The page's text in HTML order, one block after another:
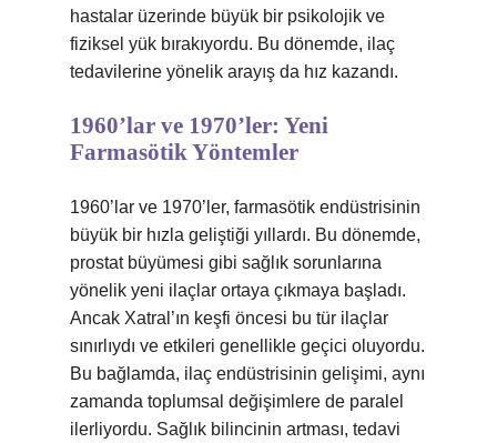
hastalar üzerinde büyük bir psikolojik ve
fiziksel yük bırakıyordu. Bu dönemde, ilaç
tedavilerine yönelik arayış da hız kazandı.
1960’lar ve 1970’ler: Yeni
Farmasötik Yöntemler
1960’lar ve 1970’ler, farmasötik endüstrisinin
büyük bir hızla geliştiği yıllardı. Bu dönemde,
prostat büyümesi gibi sağlık sorunlarına
yönelik yeni ilaçlar ortaya çıkmaya başladı.
Ancak Xatral’ın keşfi öncesi bu tür ilaçlar
sınırlıydı ve etkileri genellikle geçici oluyordu.
Bu bağlamda, ilaç endüstrisinin gelişimi, aynı
zamanda toplumsal değişimlere de paralel
ilerliyordu. Sağlık bilincinin artması, tedavi